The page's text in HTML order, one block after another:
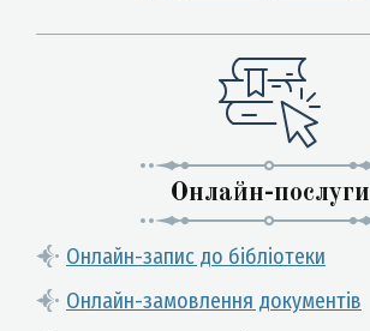
Онлайн-послуги
Онлайн-запис до бібліотеки
Онлайн-замовлення документів